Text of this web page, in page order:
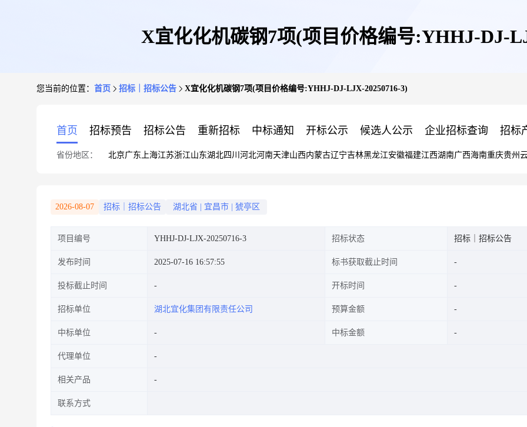
X宜化化机碳钢7项(项目价格编号:YHHJ-DJ-
您当前的位置： 首页 招标｜招标公告 X宜化化机碳钢7项(项目价格编号:YHHJ-DJ-LJX-20250716-3)
首页 招标预告 招标公告 重新招标 中标通知 开标公示 候选人公示 企业招标查询 招标
省份地区： 北京广东 上海江苏浙江山东湖北四川 河北河南天津山西内蒙古辽宁吉林黑龙江安徽福建江西湖南广西海南重庆贵州
2026-08-07 招标｜招标公告 湖北省 宜昌市 猇亭区
项目编号 YHHJ-DJ-LJX-20250716-3 招标状态 招标｜招标公告
发布时间 2025-07-16 16:57:55 标书获取截止时间
投标截止时间 开标时间
招标单位 湖北宜化集团有限责任公司 预算金额
中标单位 中标金额
代理单位
相关产品
联系方式